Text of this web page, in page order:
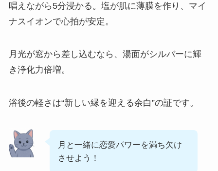
唱えながら5分浸かる。塩が肌に薄膜を作り、マイ
ナスイオンで心拍が安定。
月光が窓から差し込むなら、湯面がシルバーに輝
き浄化力倍増。
浴後の軽さは“新しい縁を迎える余白”の証です。
月と一緒に恋愛パワーを満ち欠け
させよう！